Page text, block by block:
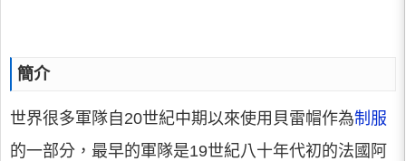
簡介
世界很多軍隊自20世紀中期以來使用貝雷帽作為制服
的一部分，最早的軍隊是19世紀八十年代初的法國阿